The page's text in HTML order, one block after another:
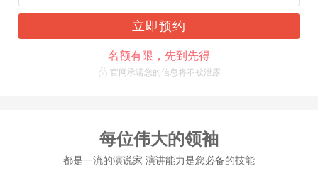
立即预约
名额有限，先到先得
官网承诺您的信息将不被泄露
每位伟大的领袖
都是一流的演说家 演讲能力是您必备的技能